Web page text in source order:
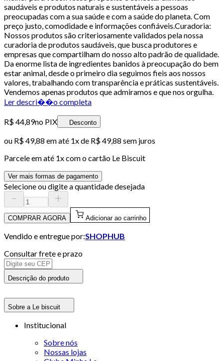
saudáveis e produtos naturais e sustentáveis a pessoas
preocupadas com a sua saúde e com a saúde do planeta. Com
preço justo, comodidade e informações confiáveis.Curadoria:
Nossos produtos são criteriosamente validados pela nossa
curadoria de produtos saudáveis, que busca produtores e
empresas que compartilham do nosso alto padrão de qualidade.
Da enorme lista de ingredientes banidos à preocupação do bem
estar animal, desde o primeiro dia seguimos fieis aos nossos
valores, trabalhando com transparência e práticas sustentáveis.
Vendemos apenas produtos que admiramos e que nos orgulha.
Ler descri��o completa
R$ 44,89no PIX Desconto
ou R$ 49,88 em até 1x de R$ 49,88 sem juros
Parcele em até 1x com o cartão Le Biscuit
Ver mais formas de pagamento
Selecione ou digite a quantidade desejada
COMPRAR AGORA Adicionar ao carrinho
Vendido e entregue por:SHOPHUB
Consultar frete e prazo
Descrição do produto
Sobre a Le biscuit
Institucional
Sobre nós
Nossas lojas